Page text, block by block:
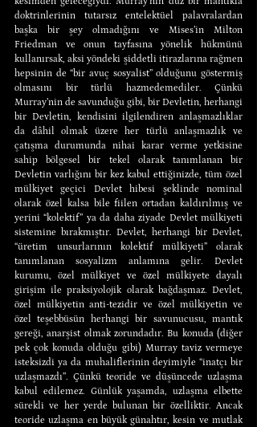
doktrinlerinin tutarsız entelektüel palavralardan
başka bir şey olmadığını ve Mises’in Milton
Friedman ve onun tayfasına yönelik hükmünü
kullanırsak, aksi yöndeki şiddetli itirazlarına rağmen
hepsinin de “bir avuç sosyalist” olduğunu göstermiş
olmasını bir türlü hazmedemediler. Çünkü
Murray’nin de savunduğu gibi, bir Devletin, herhangi
bir Devletin, kendisini ilgilendiren anlaşmazlıklar
da dâhil olmak üzere her türlü anlaşmazlık ve
çatışma durumunda nihai karar verme yetkisine
sahip bölgesel bir tekel olarak tanımlanan bir
Devletin varlığını bir kez kabul ettiğinizde, tüm özel
mülkiyet geçici Devlet hibesi şeklinde nominal
olarak özel kalsa bile fiilen ortadan kaldırılmış ve
yerini “kolektif” ya da daha ziyade Devlet mülkiyeti
sistemine bırakmıştır. Devlet, herhangi bir Devlet,
“üretim unsurlarının kolektif mülkiyeti” olarak
tanımlanan sosyalizm anlamına gelir. Devlet
kurumu, özel mülkiyet ve özel mülkiyete dayalı
girişim ile praksiyolojik olarak bağdaşmaz. Devlet,
özel mülkiyetin anti-tezidir ve özel mülkiyetin ve
özel teşebbüsün herhangi bir savunucusu, mantık
gereği, anarşist olmak zorundadır. Bu konuda (diğer
pek çok konuda olduğu gibi) Murray taviz vermeye
isteksizdi ya da muhaliflerinin deyimiyle “inatçı bir
uzlaşmazdı”. Çünkü teoride ve düşüncede uzlaşma
kabul edilemez. Günlük yaşamda, uzlaşma elbette
sürekli ve her yerde bulunan bir özelliktir. Ancak
teoride uzlaşma en büyük günahtır, kesin ve mutlak